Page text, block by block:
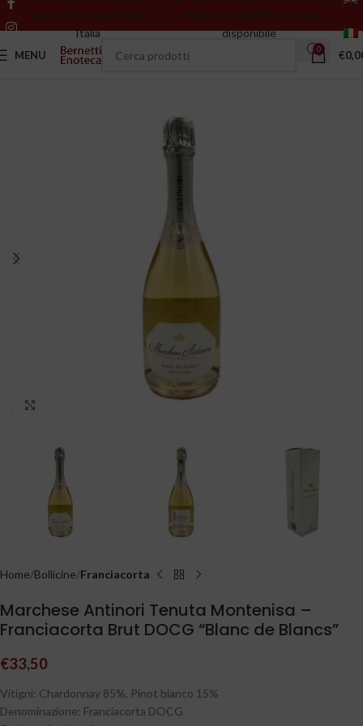
sopra 150€ GRATIS in
Italia
riferiscono all’ultima annata
disponibile
MENU 0 €
Home Bollicine Franciacorta
Marchese Antinori Tenuta Montenisa –
Franciacorta Brut DOCG “Blanc de Blancs”
€33,50
Vitigni: Chardonnay 85%, Pinot bianco 15%
Denominazione: Franciacorta DOCG